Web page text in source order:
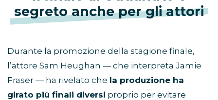
segreto anche per gli attori
Durante la promozione della stagione finale,
l’attore Sam Heughan — che interpreta Jamie
Fraser — ha rivelato che la produzione ha
girato più finali diversi proprio per evitare